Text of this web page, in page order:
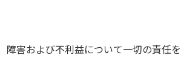
害および不利益について一切の責任を